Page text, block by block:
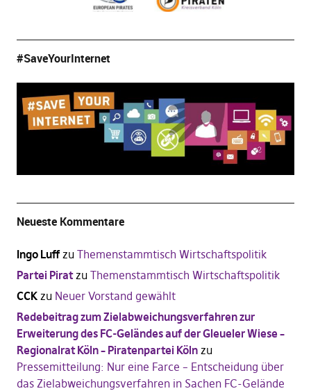
#SaveYourInternet
Neueste Kommentare
Ingo Luffzu Themenstammtisch Wirtschaftspolitik
Partei Piratzu Themenstammtisch Wirtschaftspolitik
CCKzu Neuer Vorstand gewählt
Redebeitrag zum Zielabweichungsverfahren zur
Erweiterung des FC-Geländes auf der Gleueler Wiese –
Regionalrat Köln – Piratenpartei Kölnzu
Pressemitteilung: Nur eine Farce – Entscheidung über
das Zielabweichungsverfahren in Sachen FC-Gelände